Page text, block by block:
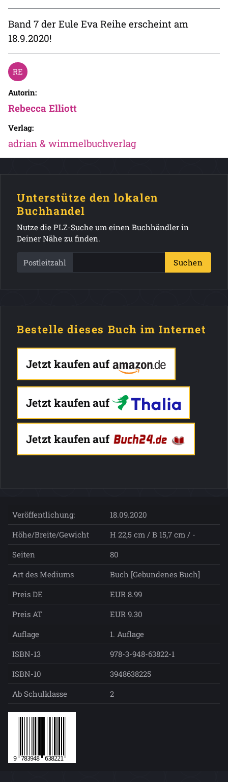
Band 7 der Eule Eva Reihe erscheint am
18.9.2020!
Autorin:
Rebecca Elliott
Verlag:
adrian & wimmelbuchverlag
Unterstütze den lokalen
Buchhandel
Nutze die PLZ-Suche um einen Buchhändler in
Deiner Nähe zu finden.
Postleitzahl Suchen
Bestelle dieses Buch im Internet
Jetzt kaufen auf
Jetzt kaufen auf
Jetzt kaufen auf
Veröffentlichung:
18.09.2020
Höhe/Breite/Gewicht
H 22,5 cm / B 15,7 cm / -
Seiten
80
Art des Mediums
Buch [Gebundenes Buch]
Preis DE
EUR 8.99
Preis AT
EUR 9.30
Auflage
1. Auflage
ISBN-13
978-3-948-63822-1
ISBN-10
3948638225
Ab Schulklasse
2